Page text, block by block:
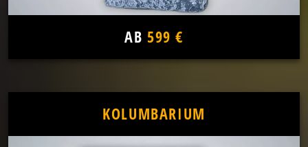
AB 599 €
KOLUMBARIUM